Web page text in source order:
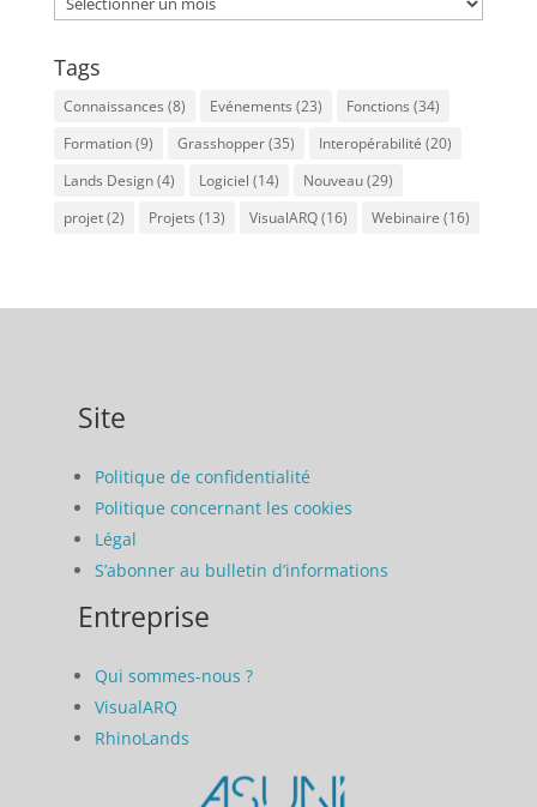
Tags
Connaissances (8) Evénements (23) Fonctions (34)
Formation(9) Grasshopper(35) Interopérabilité (20)
Lands Design(4) Logiciel (14) Nouveau(29)
projet(2) Projets (13) VisualARQ(16) Webinaire (16)
Site
Politique de confidentialité
Politique concernant les cookies
Légal
S’abonner au bulletin d’informations
Entreprise
Qui sommes-nous ?
VisualARQ
RhinoLands